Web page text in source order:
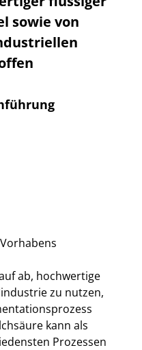
sowie von
ab, hochwertige
zu nutzen,
kann als
Prozessen